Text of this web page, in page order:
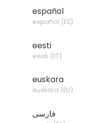
español
español (ES)
eesti
eesti (ET)
euskara
euskara (EU)
فارسی